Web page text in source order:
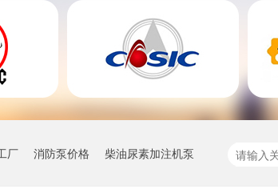
厂 消防泵价格 柴油尿素加注机泵